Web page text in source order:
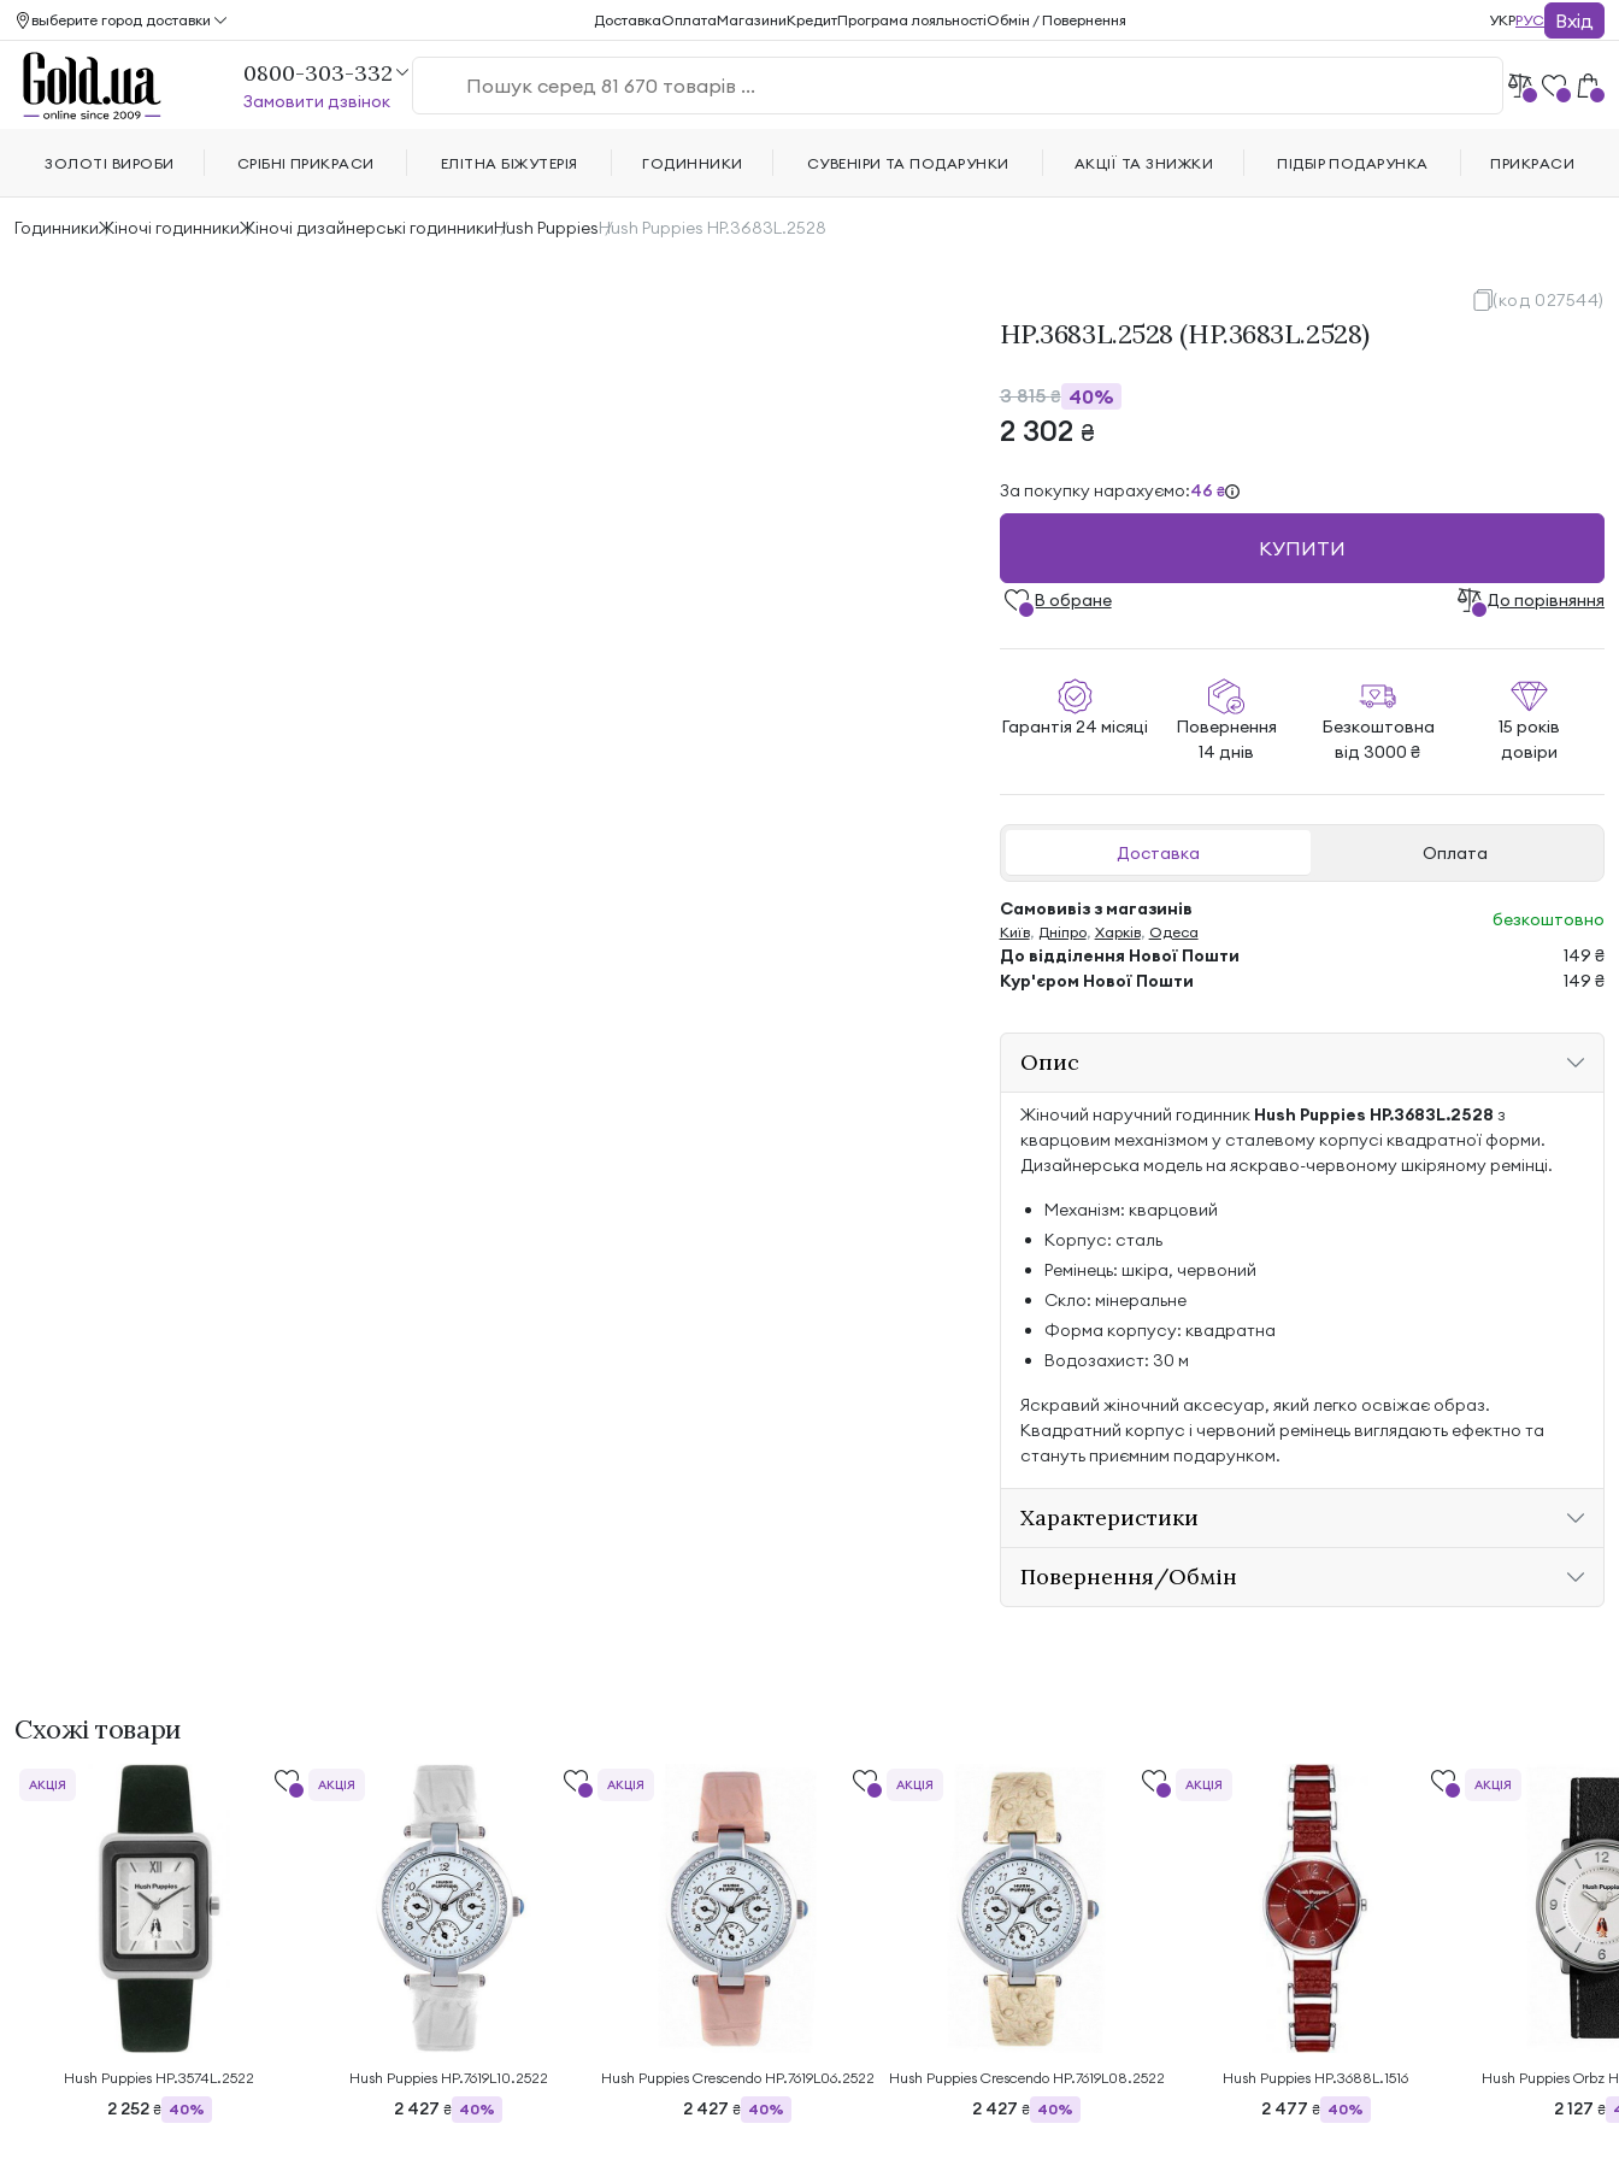
ГодинникиЖіночі годинникиЖіночі дизайнерські годинникиHush PuppiesHush Puppies HP.3683L.2528
(код 027544)
HP.3683L.2528 (HP.3683L.2528)
3 815₴ 40%
2 302 ₴
За покупку нарахуємо:46 ₴
КУПИТИ
В обране До порівняння
Гарантія 24 місяці
Повернення
14 днів
Безкоштовна
від 3000 ₴
15 років
довіри
Доставка Оплата
Самовивіз з магазинів
Київ, Дніпро, Харків, Одеса
безкоштовно
До відділення Нової Пошти
149 ₴
Кур'єром Нової Пошти
149 ₴
Опис
Жіночий наручний годинник Hush Puppies HP.3683L.2528 з
кварцовим механізмом у сталевому корпусі квадратної форми.
Дизайнерська модель на яскраво-червоному шкіряному ремінці.
Механізм: кварцовий
Корпус: сталь
Ремінець: шкіра, червоний
Скло: мінеральне
Форма корпусу: квадратна
Водозахист: 30 м
Яскравий жіночний аксесуар, який легко освіжає образ.
Квадратний корпус і червоний ремінець виглядають ефектно та
стануть приємним подарунком.
Характеристики
Повернення/Обмін
Схожі товари
Hush Puppies HP.3574L.2522
2 252 ₴ 40%
АКЦІЯ
Hush Puppies HP.7619L10.2522
2 427 ₴ 40%
АКЦІЯ
Hush Puppies Crescendo HP.7619L06.2522
2 427 ₴ 40%
АКЦІЯ
Hush Puppies Crescendo HP.7619L08.2522
2 427 ₴ 40%
АКЦІЯ
Hush Puppies HP.3688L.1516
2 477 ₴ 40%
АКЦІЯ
2 127 ₴
АКЦІЯ
выберите город доставки ДоставкаОплатаМагазиниКредитПрограма лояльностіОбмін / Повернення УКРРУС Вхід
0800-303-332
Замовити дзвінок
ЗОЛОТІ ВИРОБИ СРІБНІ ПРИКРАСИ ЕЛІТНА БІЖУТЕРІЯ ГОДИННИКИ СУВЕНІРИ ТА ПОДАРУНКИ АКЦІЇ ТА ЗНИЖКИ ПІДБІР ПОДАРУНКА ПРИКРАСИ